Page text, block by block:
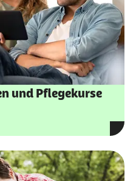
und Pflegekurse